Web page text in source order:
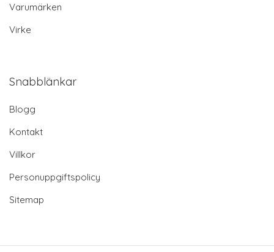
Varumärken
Virke
Snabblänkar
Blogg
Kontakt
Villkor
Personuppgiftspolicy
Sitemap